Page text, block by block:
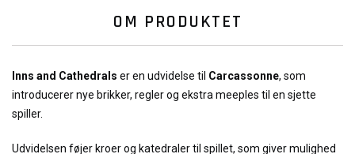
OM PRODUKTET
Inns and Cathedrals er en udvidelse til Carcassonne, som
introducerer nye brikker, regler og ekstra meeples til en sjette
spiller.
Udvidelsen føjer kroer og katedraler til spillet, som giver mulighed